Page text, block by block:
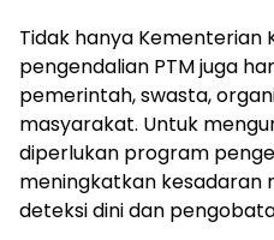
Tidak hanya Kementerian
pengendalian PTM juga
pemerintah, swasta,
masyarakat. Untuk
diperlukan program
meningkatkan
deteksi dini dan